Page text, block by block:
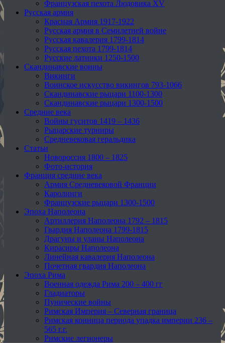
Французская пехота Людовика XV
Русская армия
Красная Армия 1917-1922
Русская армия в Семилетней войне
Русская кавалерия 1799-1814
Русская пехота 1799-1814
Русские латники 1250-1500
Скандинавские воины
Викинги
Воинское искусство викингов 793-1066
Скандинавские рыцари 1100-1300
Скандинавские рыцари 1300-1500
Средние века
Войны гуситов 1419 – 1436
Рыцарские турниры
Средневековая геральдика
Статьи
Новороссия 1800 – 1825
Фото-история
Франция средние века
Армия Средневековой Франции
Каролинги
Французские рыцари 1300-1500
Эпоха Наполеона
Артиллерия Наполеона 1792 – 1815
Гвардия Наполеона 1799-1815
Драгуны и уланы Наполеона
Кирасиры Наполеона
Линейная кавалерия Наполеона
Почетная гвардия Наполеона
Эпоха Рима
Военная одежда Рима 200 – 400 гг
Гладиаторы
Пунические войны
Римская Империя – Северная граница
Римская конница периода упадка империи 236 –
565 г.г.
Римские легионеры